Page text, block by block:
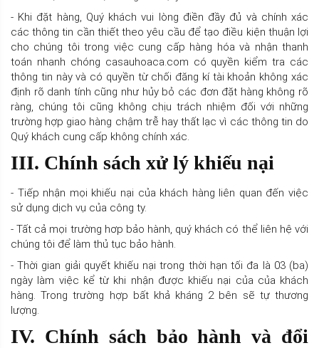
- Khi đặt hàng, Quý khách vui lòng điền đầy đủ và chính xác
các thông tin cần thiết theo yêu cầu để tạo điều kiện thuận lợi
cho chúng tôi trong việc cung cấp hàng hóa và nhận thanh
toán nhanh chóng casauhoaca.com có quyền kiểm tra các
thông tin này và có quyền từ chối đăng kí tài khoản không xác
định rõ danh tính cũng như hủy bỏ các đơn đặt hàng không rõ
ràng, chúng tôi cũng không chịu trách nhiệm đối với những
trường hợp giao hàng chậm trễ hay thất lạc vì các thông tin do
Quý khách cung cấp không chính xác.
III. Chính sách xử lý khiếu nại
- Tiếp nhận mọi khiếu nại của khách hàng liên quan đến việc
sử dụng dịch vụ của công ty.
- Tất cả mọi trường hơp bảo hành, quý khách có thể liên hệ với
chúng tôi để làm thủ tục bảo hành.
- Thời gian giải quyết khiếu nại trong thời hạn tối đa là 03 (ba)
ngày làm việc kể từ khi nhận được khiếu nại của của khách
hàng. Trong trường hợp bất khả kháng 2 bên sẽ tự thương
lượng.
IV. Chính sách bảo hành và đổi